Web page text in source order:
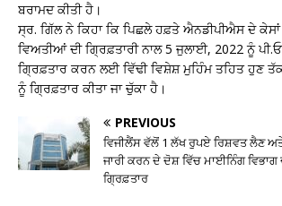
ਬਰਾਮਦ ਕੀਤੀ ਹੈ।
ਸ੍ਰ. ਗਿੱਲ ਨੇ ਕਿਹਾ ਕਿ ਪਿਛਲੇ ਹਫ਼ਤੇ ਐਨਡੀਪੀਐਸ ਦੇ
ਵਿਅਤੀਆਂ ਦੀ ਗ੍ਰਿਫ਼ਤਾਰੀ ਨਾਲ 5 ਜੁਲਾਈ, 2022 ਨੂੰ
ਗ੍ਰਿਫ਼ਤਾਰ ਕਰਨ ਲਈ ਵਿੱਢੀ ਵਿਸ਼ੇਸ਼ ਮੁਹਿੰਮ ਤਹਿਤ ਹੁਣ
ਨੂੰ ਗ੍ਰਿਫ਼ਤਾਰ ਕੀਤਾ ਜਾ ਚੁੱਕਾ ਹੈ।
PREVIOUS
ਵਿਜੀਲੈਂਸ ਵੱਲੋਂ 1 ਲੱਖ ਰੁਪਏ ਰਿਸ਼ਵਤ ਲੈਣ
ਜਾਰੀ ਕਰਨ ਦੇ ਦੋਸ਼ ਵਿੱਚ ਮਾਈਨਿੰਗ ਵਿਭਾਗ
ਗ੍ਰਿਫ਼ਤਾਰ